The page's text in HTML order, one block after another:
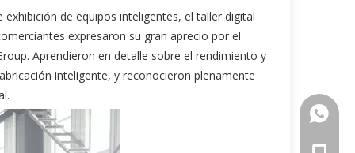
de equipos inteligentes, el taller digital
expresaron su gran aprecio por el
Aprendieron en detalle sobre el rendimiento y
inteligente, y reconocieron plenamente
+86-